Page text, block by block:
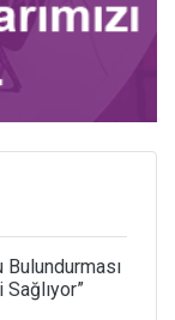
Bulundurması